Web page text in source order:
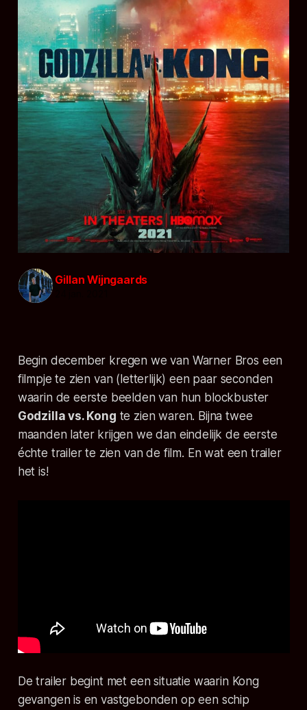
Gillan Wijngaards
Begin december kregen we van Warner Bros een
filmpje te zien van (letterlijk) een paar seconden
waarin de eerste beelden van hun blockbuster
Godzilla vs. Kong te zien waren. Bijna twee
maanden later krijgen we dan eindelijk de eerste
échte trailer te zien van de film. En wat een trailer
het is!
De trailer begint met een situatie waarin Kong
gevangen is en vastgebonden op een schip